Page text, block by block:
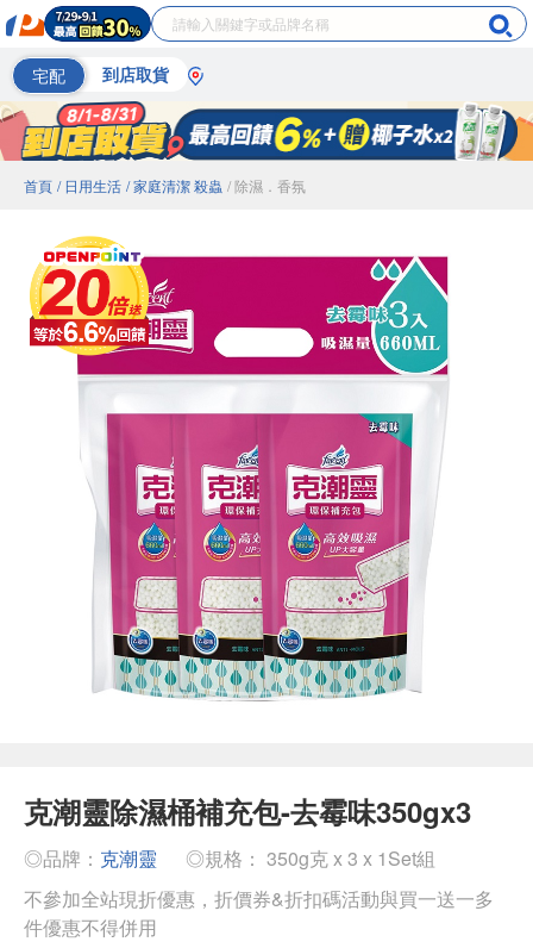
宅配 到店取貨
首頁 / 日用生活 / 家庭清潔 殺蟲 / 除濕．香氛
克潮靈除濕桶補充包-去霉味350gx3
◎品牌： 克潮靈
◎規格： 350g克 x 3 x 1Set組
不參加全站現折優惠，折價券&折扣碼活動與買一送一多
件優惠不得併用